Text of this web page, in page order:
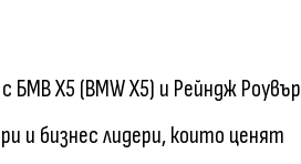
X5 (BMW X5) и Рейндж Роувър
и бизнес лидери, които ценят